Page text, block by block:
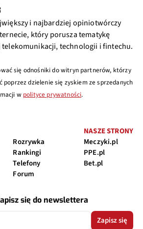
i najbardziej opiniotwórczy
który porusza tematykę
technologii i fintechu.
się odnośniki do witryn partnerów, którzy
poprzez dzielenie się zyskiem ze sprzedanych
w polityce prywatności.
Rozrywka
Rankingi
Telefony
Forum
NASZE STRONY
Meczyki.pl
PPE.pl
Bet.pl
się do newslettera
Zapisz się